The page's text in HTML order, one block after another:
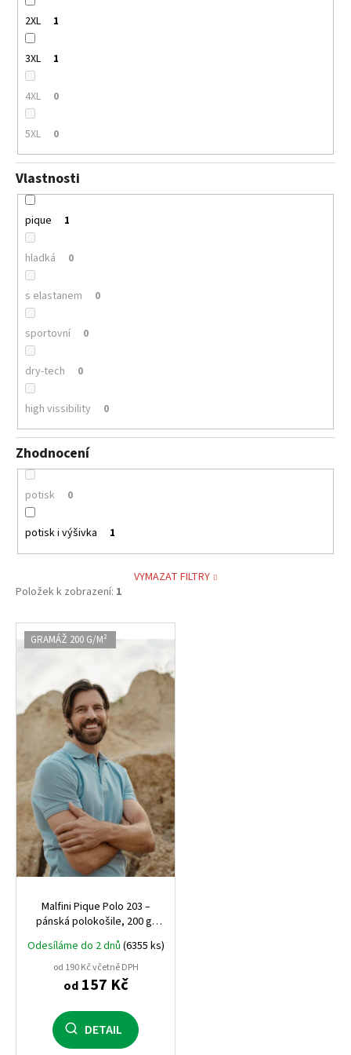
2XL 1
3XL 1
4XL 0
5XL 0
Vlastnosti
pique 1
hladká 0
s elastanem 0
sportovní 0
dry-tech 0
high vissibility 0
Zhodnocení
potisk 0
potisk i výšivka 1
VYMAZAT FILTRY
Položek k zobrazení: 1
V
ý
s
r
o
d
u
k
t
ů
GRAMÁŽ 200 G/M²
Malfini Pique Polo 203 –
pánská polokošile, 200 g,
pro firemní výšivku
Odesíláme do 2 dnů (6355 ks)
od 190 Kč včetně DPH
od157 Kč
DETAIL